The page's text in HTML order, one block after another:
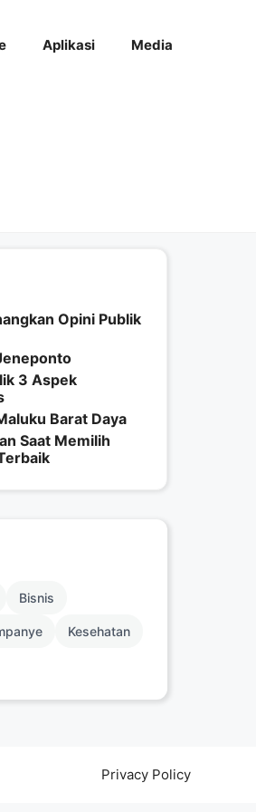
Aplikasi Media
Opini Publik
3 Aspek
Barat Daya
Saat Memilih
Bisnis
Kesehatan
Privacy Policy